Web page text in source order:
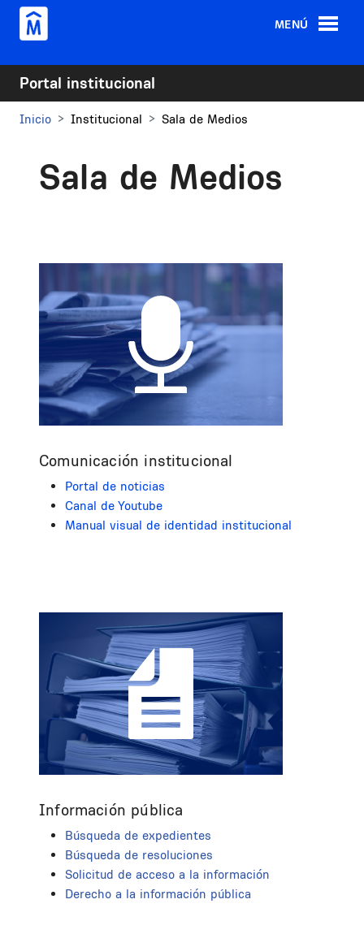
Pasar al contenido principal
MENÚ
Portal institucional
Inicio Institucional Sala de Medios
Sala de Medios
Comunicación institucional
Portal de noticias
Canal de Youtube
Manual visual de identidad institucional
Información pública
Búsqueda de expedientes
Búsqueda de resoluciones
Solicitud de acceso a la información
Derecho a la información pública